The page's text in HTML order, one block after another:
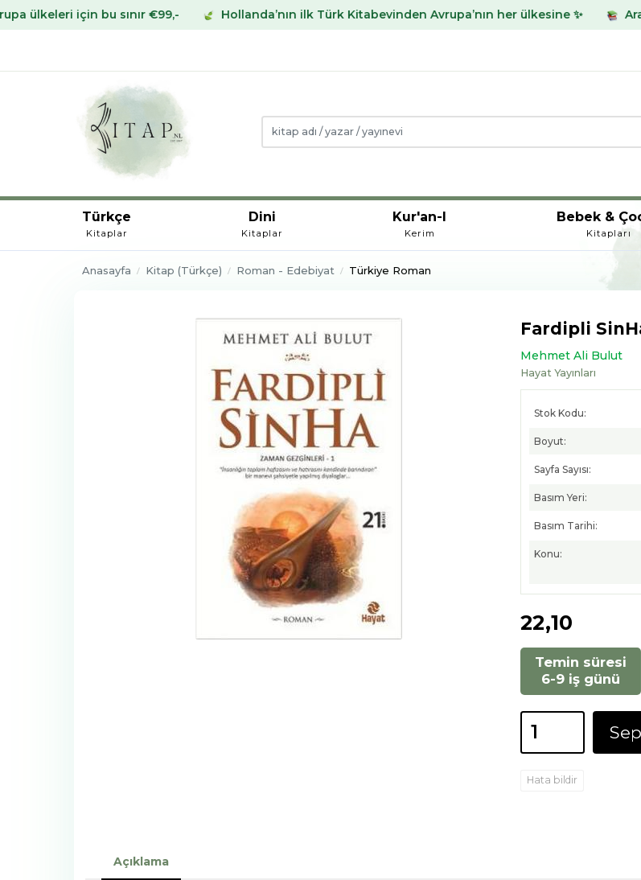
bu sınır €99,- Hollanda’nın ilk Türk Kitabevinden Avrupa’nın her ülkesine ✨ Aradığınız
Türkçe
Kitaplar
Dini
Kitaplar
Kur'an-I
Kerim
Bebek &
Kitapları
Anasayfa Kitap (Türkçe) Roman - Edebiyat Türkiye Roman
Fardipli
Mehmet Ali Bulut
Hayat Yayınları
Stok Kodu:
Boyut:
Sayfa Sayısı:
Basım Yeri:
Basım Tarihi:
Konu:
22,10
Temin süresi
6-9 iş günü
Hata bildir
Açıklama